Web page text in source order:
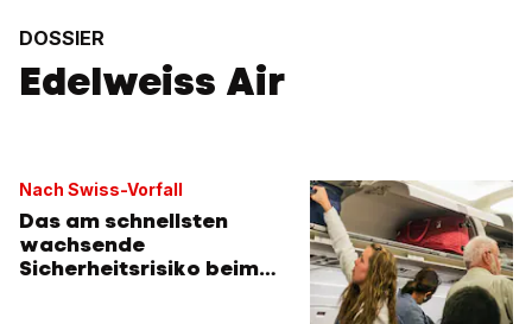
DOSSIER
Edelweiss Air
Nach Swiss-Vorfall
Das am schnellsten
wachsende
Sicherheitsrisiko beim